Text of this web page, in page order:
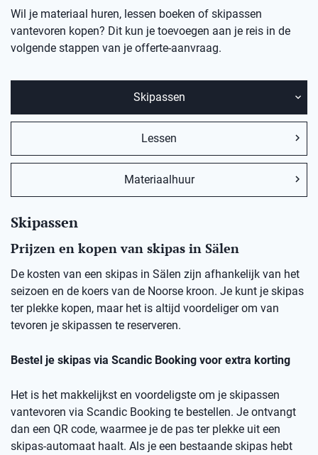
Wil je materiaal huren, lessen boeken of skipassen
vantevoren kopen? Dit kun je toevoegen aan je reis in de
volgende stappen van je offerte-aanvraag.
Skipassen
Lessen
Materiaalhuur
Skipassen
Prijzen en kopen van skipas in Sälen
De kosten van een skipas in Sälen zijn afhankelijk van het
seizoen en de koers van de Noorse kroon. Je kunt je skipas
ter plekke kopen, maar het is altijd voordeliger om van
tevoren je skipassen te reserveren.
Bestel je skipas via Scandic Booking voor extra korting
Het is het makkelijkst en voordeligste om je skipassen
vantevoren via Scandic Booking te bestellen. Je ontvangt
dan een QR code, waarmee je de pas ter plekke uit een
skipas-automaat haalt. Als je een bestaande skipas hebt